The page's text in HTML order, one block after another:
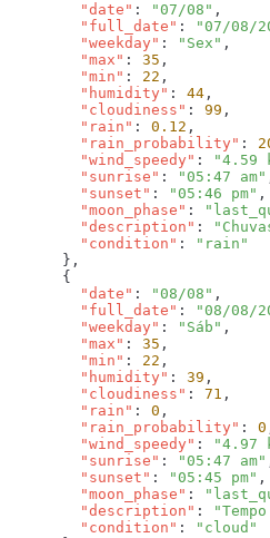
        "date"
: "07/08"
        "full_date"
: "07/08/
        "weekday"
: "Sex"
        "max"
: 35
        "min"
: 22
        "humidity"
: 44
        "cloudiness"
: 99
        "rain"
: 0.12
        "rain_probability"
:
        "wind_speedy"
: "4.59
        "sunrise"
: "05:47 am"
        "sunset"
: "05:46 pm"
        "moon_phase"
:
        "description"
:
        "condition"
:
        "date"
: "08/08"
        "full_date"
: "08/08/
        "weekday"
: "Sáb"
        "max"
: 35
        "min"
: 22
        "humidity"
: 39
        "cloudiness"
: 71
        "rain"
: 0
        "rain_probability"
: 0
        "wind_speedy"
: "4.97
        "sunrise"
: "05:47 am"
        "sunset"
: "05:45 pm"
        "moon_phase"
:
        "description"
:
        "condition"
: